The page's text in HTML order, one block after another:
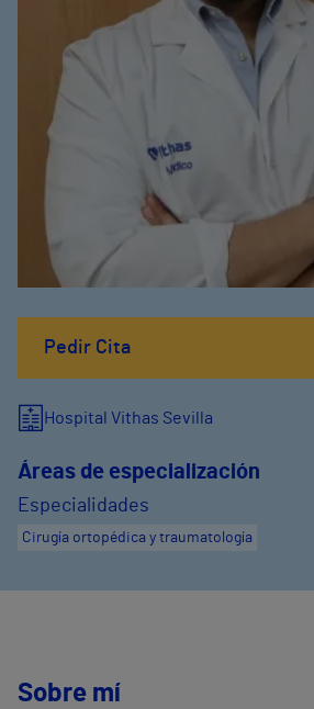
Pedir Cita
Hospital Vithas Sevilla
Áreas de especialización
Especialidades
Cirugía ortopédica y traumatología
Sobre mí